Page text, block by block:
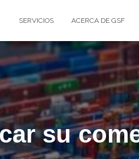
SERVICIOS ACERCA DE GSF
su